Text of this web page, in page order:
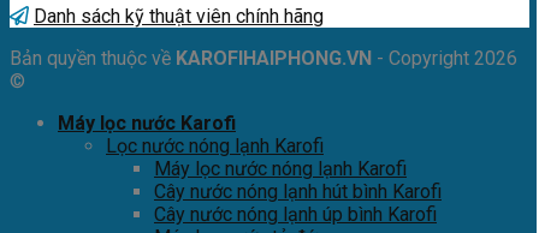
Danh sách kỹ thuật viên chính hãng
Bản quyền thuộc về KAROFIHAIPHONG.VN - Copyright 2026
©
Máy lọc nước Karofi
Lọc nước nóng lạnh Karofi
Máy lọc nước nóng lạnh Karofi
Cây nước nóng lạnh hút bình Karofi
Cây nước nóng lạnh úp bình Karofi